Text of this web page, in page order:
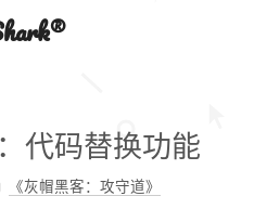
代码替换功能
《灰帽黑客：攻守道》